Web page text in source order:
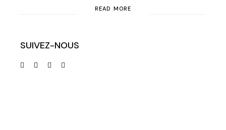
READ MORE
SUIVEZ-NOUS